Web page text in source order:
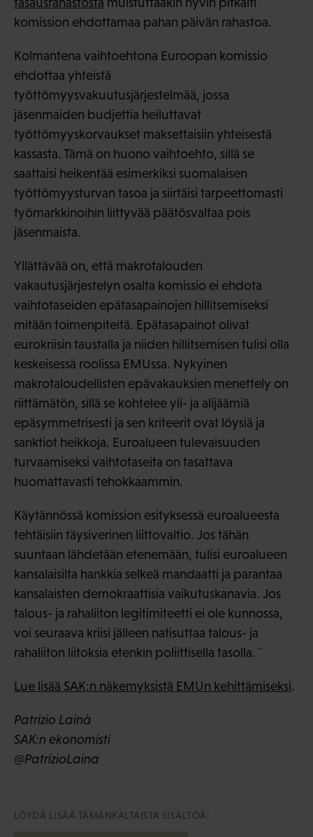
komission ehdottamaa pahan päivän rahastoa.
Kolmantena vaihtoehtona Euroopan komissio
ehdottaa yhteistä
työttömyysvakuutusjärjestelmää, jossa
jäsenmaiden budjettia heiluttavat
työttömyyskorvaukset maksettaisiin yhteisestä
kassasta. Tämä on huono vaihtoehto, sillä se
saattaisi heikentää esimerkiksi suomalaisen
työttömyysturvan tasoa ja siirtäisi tarpeettomasti
työmarkkinoihin liittyvää päätösvaltaa pois
jäsenmaista.
Yllättävää on, että makrotalouden
vakautusjärjestelyn osalta komissio ei ehdota
vaihtotaseiden epätasapainojen hillitsemiseksi
mitään toimenpiteitä. Epätasapainot olivat
eurokriisin taustalla ja niiden hillitsemisen tulisi olla
keskeisessä roolissa EMUssa. Nykyinen
makrotaloudellisten epävakauksien menettely on
riittämätön, sillä se kohtelee yli- ja alijäämiä
epäsymmetrisesti ja sen kriteerit ovat löysiä ja
sanktiot heikkoja. Euroalueen tulevaisuuden
turvaamiseksi vaihtotaseita on tasattava
huomattavasti tehokkaammin.
Käytännössä komission esityksessä euroalueesta
tehtäisiin täysiverinen liittovaltio. Jos tähän
suuntaan lähdetään etenemään, tulisi euroalueen
kansalaisilta hankkia selkeä mandaatti ja parantaa
kansalaisten demokraattisia vaikutuskanavia. Jos
talous- ja rahaliiton legitimiteetti ei ole kunnossa,
voi seuraava kriisi jälleen natisuttaa talous- ja
rahaliiton liitoksia etenkin poliittisella tasolla.¨
Lue lisää SAK:n näkemyksistä EMUn kehittämiseksi.
Patrizio Lainà
SAK:n ekonomisti
@PatrizioLaina
LÖYDÄ LISÄÄ TÄMÄNKALTAISTA SISÄLTÖÄ: